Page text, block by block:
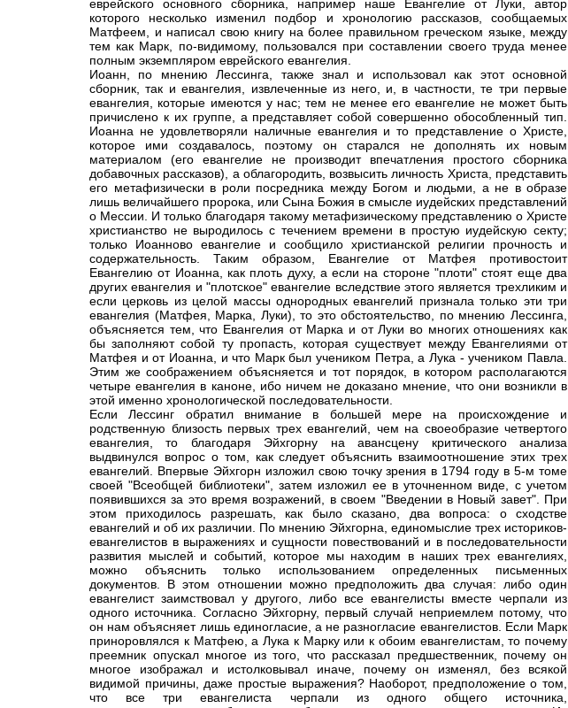
еврейского основного сборника, например наше Евангелие от Луки, автор
которого несколько изменил подбор и хронологию рассказов, сообщаемых
Матфеем, и написал свою книгу на более правильном греческом языке, между
тем как Марк, по-видимому, пользовался при составлении своего труда менее
полным экземпляром еврейского евангелия.
Иоанн, по мнению Лессинга, также знал и использовал как этот основной
сборник, так и евангелия, извлеченные из него, и, в частности, те три первые
евангелия, которые имеются у нас; тем не менее его евангелие не может быть
причислено к их группе, а представляет собой совершенно обособленный тип.
Иоанна не удовлетворяли наличные евангелия и то представление о Христе,
которое ими создавалось, поэтому он старался не дополнять их новым
материалом (его евангелие не производит впечатления простого сборника
добавочных рассказов), а облагородить, возвысить личность Христа, представить
его метафизически в роли посредника между Богом и людьми, а не в образе
лишь величайшего пророка, или Сына Божия в смысле иудейских представлений
о Мессии. И только благодаря такому метафизическому представлению о Христе
христианство не выродилось с течением времени в простую иудейскую секту;
только Иоанново евангелие и сообщило христианской религии прочность и
содержательность. Таким образом, Евангелие от Матфея противостоит
Евангелию от Иоанна, как плоть духу, а если на стороне "плоти" стоят еще два
других евангелия и "плотское" евангелие вследствие этого является трехликим и
если церковь из целой массы однородных евангелий признала только эти три
евангелия (Матфея, Марка, Луки), то это обстоятельство, по мнению Лессинга,
объясняется тем, что Евангелия от Марка и от Луки во многих отношениях как
бы заполняют собой ту пропасть, которая существует между Евангелиями от
Матфея и от Иоанна, и что Марк был учеником Петра, а Лука - учеником Павла.
Этим же соображением объясняется и тот порядок, в котором располагаются
четыре евангелия в каноне, ибо ничем не доказано мнение, что они возникли в
этой именно хронологической последовательности.
Если Лессинг обратил внимание в большей мере на происхождение и
родственную близость первых трех евангелий, чем на своеобразие четвертого
евангелия, то благодаря Эйхгорну на авансцену критического анализа
выдвинулся вопрос о том, как следует объяснить взаимоотношение этих трех
евангелий. Впервые Эйхгорн изложил свою точку зрения в 1794 году в 5-м томе
своей "Всеобщей библиотеки", затем изложил ее в уточненном виде, с учетом
появившихся за это время возражений, в своем "Введении в Новый завет". При
этом приходилось разрешать, как было сказано, два вопроса: о сходстве
евангелий и об их различии. По мнению Эйхгорна, единомыслие трех историков-
евангелистов в выражениях и сущности повествований и в последовательности
развития мыслей и событий, которое мы находим в наших трех евангелиях,
можно объяснить только использованием определенных письменных
документов. В этом отношении можно предположить два случая: либо один
евангелист заимствовал у другого, либо все евангелисты вместе черпали из
одного источника. Согласно Эйхгорну, первый случай неприемлем потому, что
он нам объясняет лишь единогласие, а не разногласие евангелистов. Если Марк
приноровлялся к Матфею, а Лука к Марку или к обоим евангелистам, то почему
преемник опускал многое из того, что рассказал предшественник, почему он
многое изображал и истолковывал иначе, почему он изменял, без всякой
видимой причины, даже простые выражения? Наоборот, предположение о том,
что все три евангелиста черпали из одного общего источника,